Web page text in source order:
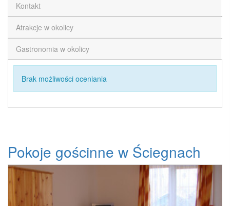
Kontakt
Atrakcje w okolicy
Gastronomia w okolicy
Brak możliwości oceniania
Pokoje gościnne w Ściegnach